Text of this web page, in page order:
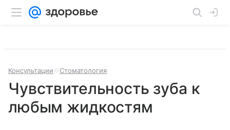
Консультации Стоматология
Чувствительность зуба к
любым жидкостям